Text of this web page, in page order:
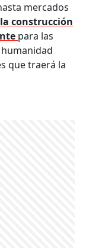
mercados
construcción
para las
que traerá la